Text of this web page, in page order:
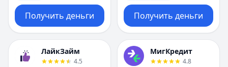
Получить деньги Получить деньги
ЛайкЗайм
4.5
МигКредит
4.8